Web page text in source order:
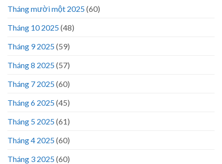
Tháng mười một 2025(60)
Tháng 10 2025(48)
Tháng 9 2025(59)
Tháng 8 2025(57)
Tháng 7 2025(60)
Tháng 6 2025(45)
Tháng 5 2025(61)
Tháng 4 2025(60)
Tháng 3 2025(60)